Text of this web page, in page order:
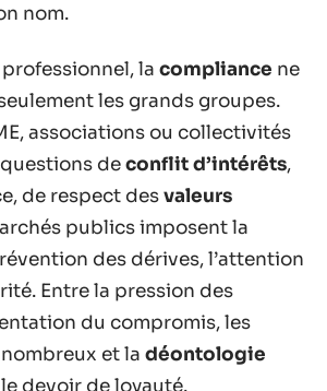
nom.
la compliance ne
les grands groupes.
associations ou collectivités
deconflit d’intérêts,
de respect desvaleurs
publics imposent la
des dérives, l’attention
Entre la pression des
du compromis, les
et la déontologie
devoir de loyauté.